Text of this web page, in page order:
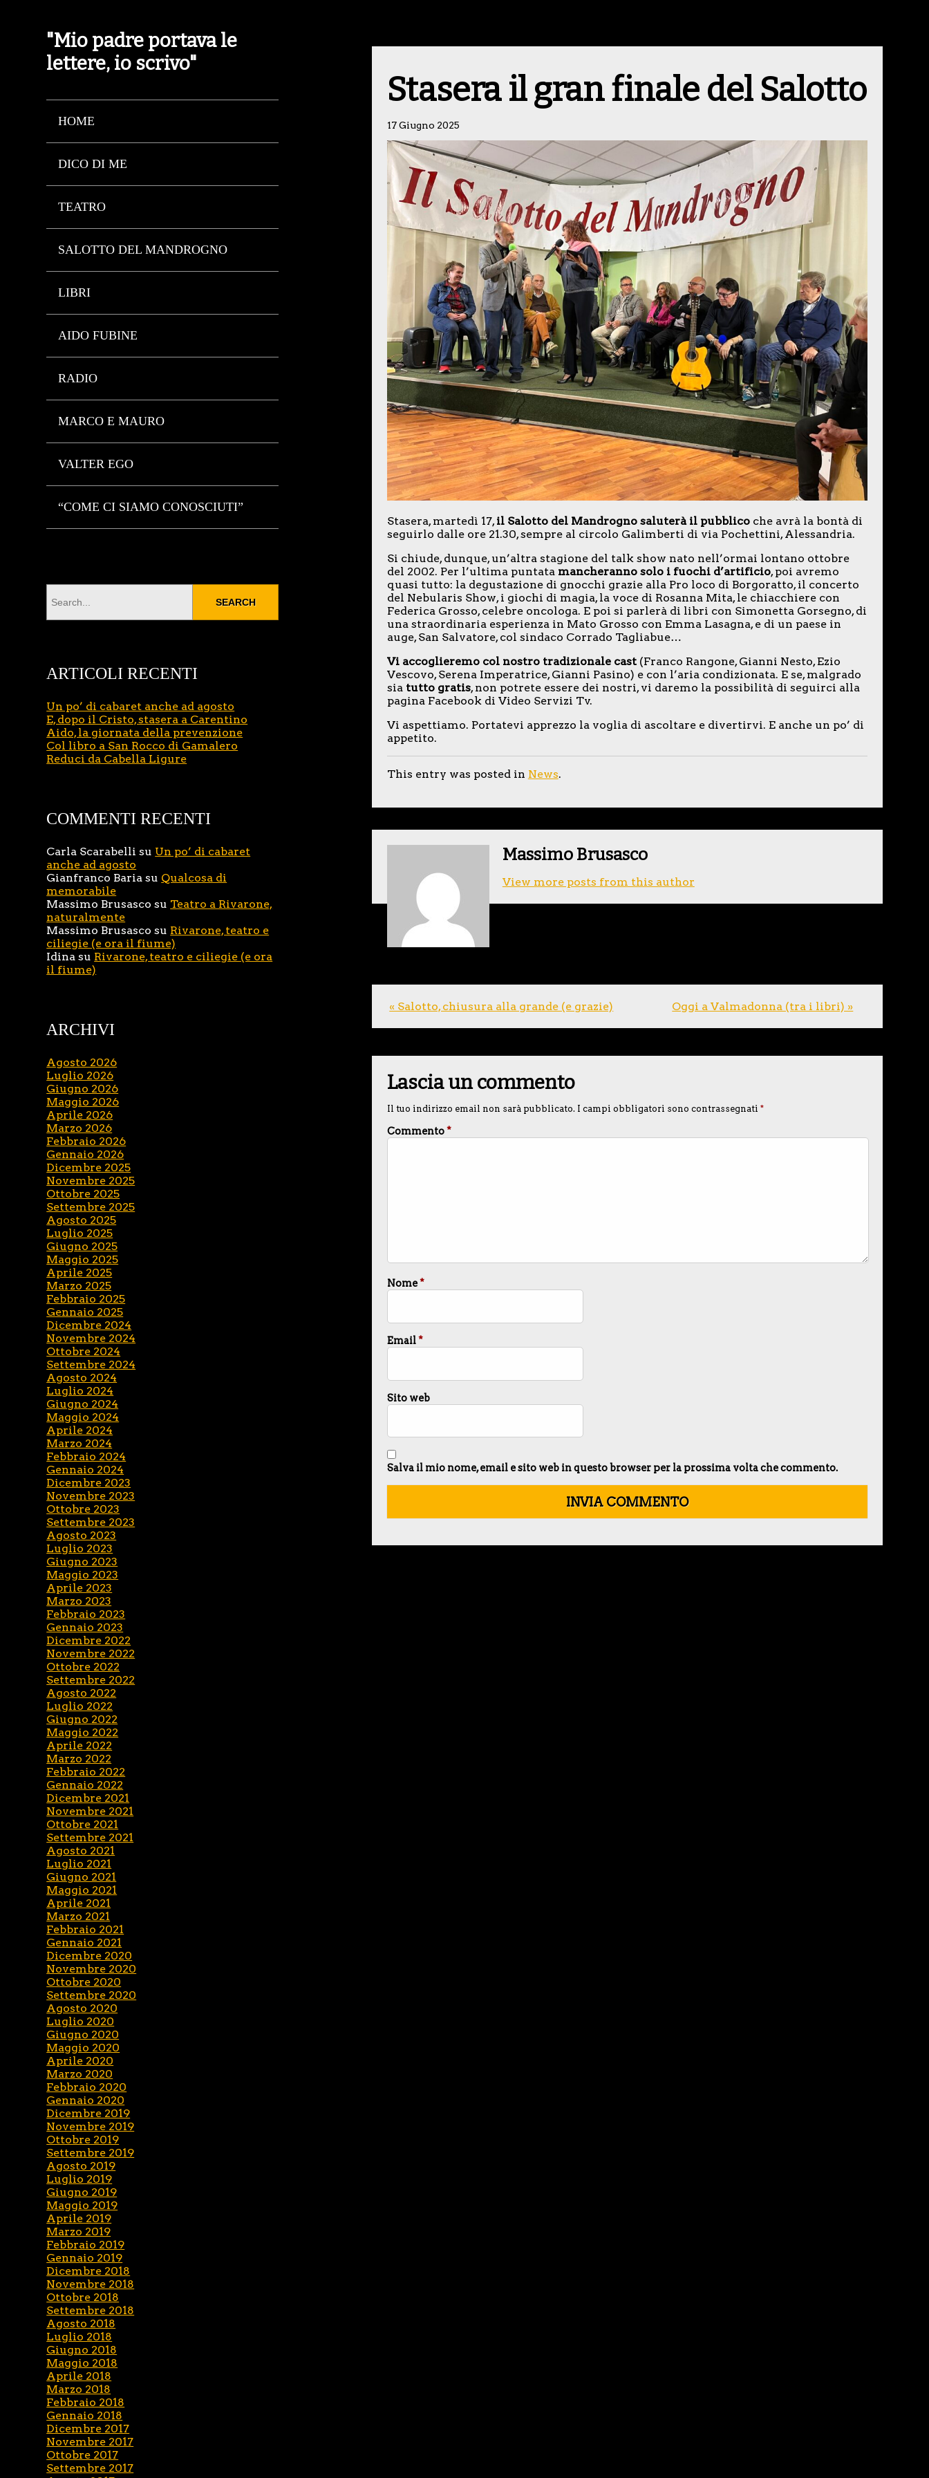
"Mio padre portava le
lettere, io scrivo"
HOME
DICO DI ME
TEATRO
SALOTTO DEL MANDROGNO
LIBRI
AIDO FUBINE
RADIO
MARCO E MAURO
VALTER EGO
“COME CI SIAMO CONOSCIUTI”
Stasera il gran finale del Salotto
17 Giugno 2025
Stasera, martedì 17,il Salotto del Mandrogno saluterà il pubblicoche avrà la bontà di
seguirlo dalle ore 21.30, sempre al circolo Galimberti di via Pochettini, Alessandria.
Si chiude, dunque, un’altra stagione del talk show nato nell’ormai lontano ottobre
del 2002. Per l’ultima puntata mancheranno solo i fuochi d’artificio, poi avremo
quasi tutto: la degustazione di gnocchi grazie alla Pro loco di Borgoratto, il concerto
del Nebularis Show, i giochi di magia, la voce di Rosanna Mita, le chiacchiere con
Federica Grosso, celebre oncologa. E poi si parlerà di libri con Simonetta Gorsegno, di
una straordinaria esperienza in Mato Grosso con Emma Lasagna, e di un paese in
auge, San Salvatore, col sindaco Corrado Tagliabue…
Vi accoglieremo col nostro tradizionale cast(Franco Rangone, Gianni Nesto, Ezio
Vescovo, Serena Imperatrice, Gianni Pasino) e con l’aria condizionata. E se, malgrado
siatutto gratis, non potrete essere dei nostri, vi daremo la possibilità di seguirci alla
pagina Facebook di Video Servizi Tv.
Vi aspettiamo. Portatevi apprezzo la voglia di ascoltare e divertirvi. E anche un po’ di
appetito.
This entry was posted in News.
Massimo Brusasco
View more posts from this author
« Salotto, chiusura alla grande (e grazie) Oggi a Valmadonna (tra i libri) »
Lascia un commento
Il tuo indirizzo email non sarà pubblicato. I campi obbligatori sono contrassegnati *
Commento*
Nome*
Email*
Sito web
Salva il mio nome, email e sito web in questo browser per la prossima volta che commento.
ARTICOLI RECENTI
Un po’ di cabaret anche ad agosto
E, dopo il Cristo, stasera a Carentino
Aido, la giornata della prevenzione
Col libro a San Rocco di Gamalero
Reduci da Cabella Ligure
COMMENTI RECENTI
Carla Scarabelli su Un po’ di cabaret
anche ad agosto
Gianfranco Baria su Qualcosa di
memorabile
Massimo Brusasco su Teatro a Rivarone,
naturalmente
Massimo Brusasco su Rivarone, teatro e
ciliegie (e ora il fiume)
Idina su Rivarone, teatro e ciliegie (e ora
il fiume)
ARCHIVI
Agosto 2026
Luglio 2026
Giugno 2026
Maggio 2026
Aprile 2026
Marzo 2026
Febbraio 2026
Gennaio 2026
Dicembre 2025
Novembre 2025
Ottobre 2025
Settembre 2025
Agosto 2025
Luglio 2025
Giugno 2025
Maggio 2025
Aprile 2025
Marzo 2025
Febbraio 2025
Gennaio 2025
Dicembre 2024
Novembre 2024
Ottobre 2024
Settembre 2024
Agosto 2024
Luglio 2024
Giugno 2024
Maggio 2024
Aprile 2024
Marzo 2024
Febbraio 2024
Gennaio 2024
Dicembre 2023
Novembre 2023
Ottobre 2023
Settembre 2023
Agosto 2023
Luglio 2023
Giugno 2023
Maggio 2023
Aprile 2023
Marzo 2023
Febbraio 2023
Gennaio 2023
Dicembre 2022
Novembre 2022
Ottobre 2022
Settembre 2022
Agosto 2022
Luglio 2022
Giugno 2022
Maggio 2022
Aprile 2022
Marzo 2022
Febbraio 2022
Gennaio 2022
Dicembre 2021
Novembre 2021
Ottobre 2021
Settembre 2021
Agosto 2021
Luglio 2021
Giugno 2021
Maggio 2021
Aprile 2021
Marzo 2021
Febbraio 2021
Gennaio 2021
Dicembre 2020
Novembre 2020
Ottobre 2020
Settembre 2020
Agosto 2020
Luglio 2020
Giugno 2020
Maggio 2020
Aprile 2020
Marzo 2020
Febbraio 2020
Gennaio 2020
Dicembre 2019
Novembre 2019
Ottobre 2019
Settembre 2019
Agosto 2019
Luglio 2019
Giugno 2019
Maggio 2019
Aprile 2019
Marzo 2019
Febbraio 2019
Gennaio 2019
Dicembre 2018
Novembre 2018
Ottobre 2018
Settembre 2018
Agosto 2018
Luglio 2018
Giugno 2018
Maggio 2018
Aprile 2018
Marzo 2018
Febbraio 2018
Gennaio 2018
Dicembre 2017
Novembre 2017
Ottobre 2017
Settembre 2017